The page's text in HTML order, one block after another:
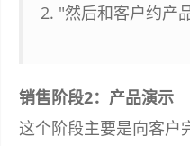
2. "然后和客户约产
销售阶段2：产品演示
这个阶段主要是向客户